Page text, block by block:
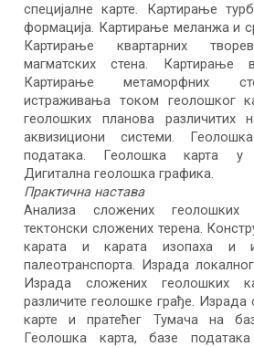
специјалне карте. Картирање
формација. Картирање меланжа и
Картирање квартарних
магматских стена. Картирање
Картирање метаморфних
истраживања током геолошког
геолошких планова различитих
аквизициони системи.
података. Геолошка карта
Дигитална геолошка графика.
Практична настава
Анализа сложених геолошких
тектонски сложених терена.
карата и карата изопаха и
палеотранспорта. Израда
Израда сложених геолошких
различите геолошке грађе.
карте и пратећег Тумача на
Геолошка карта, базе